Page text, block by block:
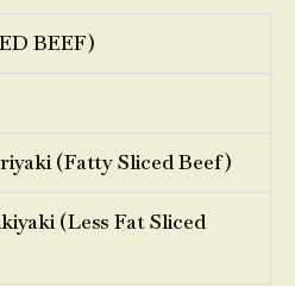
BEEF)
(Fatty Sliced Beef)
(Less Fat Sliced